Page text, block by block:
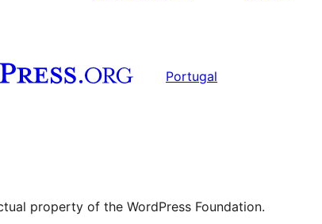
Portugal
property of the WordPress Foundation.